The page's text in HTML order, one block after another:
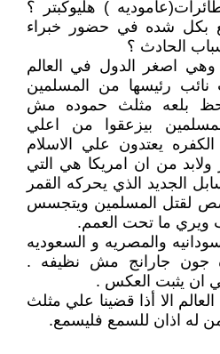
) هليوكبتر ؟
بكل شده في حضور خبراء
الحادث ؟
وهي اصغر الدول في العالم
رئيسها من المسلمين
بلعه مثلث حموده مش
بيزعقوا من اعلي
يعتدون علي الاسلام
ولابد من ان امريكا هي التي
الجديد الذي يحركه القمر
لقتل المسلمين ويتجسس
ويري ما تحت العمم.
والمصريه و السعوديه
جون جارانج مش نظيفه .
ان يثبت العكس .
الا أذا قضينا علي مثلث
له اذان للسمع فليسمع.